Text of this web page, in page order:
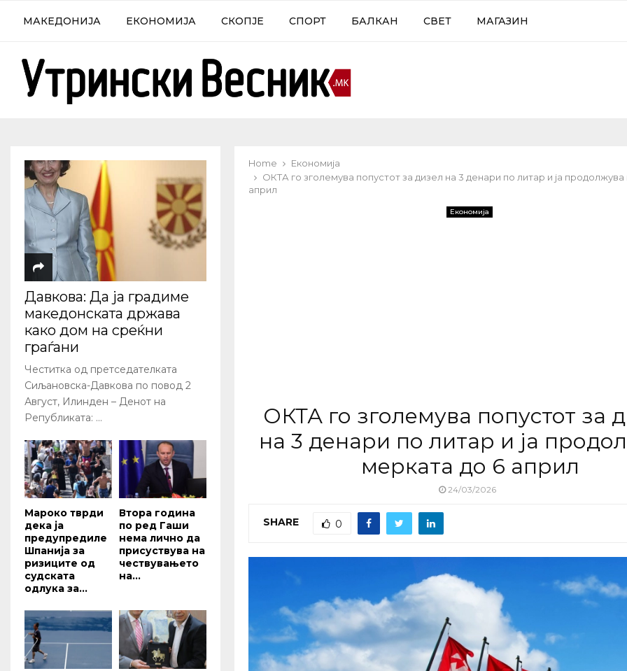
МАКЕДОНИЈА ЕКОНОМИЈА СКОПЈЕ СПОРТ БАЛКАН СВЕТ МАГАЗИН
Home
Економија
ОКТА го зголемува попустот за дизел на 3 денари по литар и ја
април
Економија
ОКТА го зголемува попустот за
на 3 денари по литар и ја
мерката до 6 април
24/03/2026
SHARE 0
Давкова: Да ја градиме
македонската држава
како дом на среќни
граѓани
Честитка од претседателката
Сиљановска-Давкова по повод 2
Август, Илинден – Денот на
Републиката: ...
Мароко тврди
дека ја
предупредиле
Шпанија за
ризиците од
судската
одлука за...
Втора година
по ред Гаши
нема лично да
присуствува на
чествувањето
на...